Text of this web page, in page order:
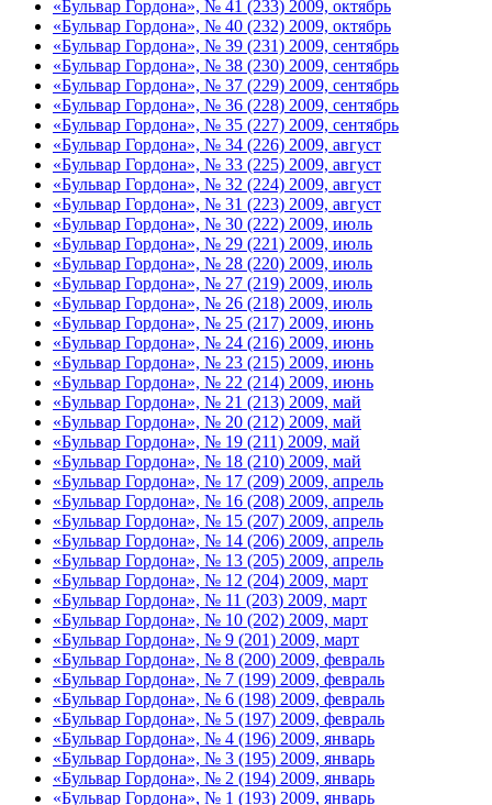
«Бульвар Гордона», № 41 (233) 2009, октябрь
«Бульвар Гордона», № 40 (232) 2009, октябрь
«Бульвар Гордона», № 39 (231) 2009, сентябрь
«Бульвар Гордона», № 38 (230) 2009, сентябрь
«Бульвар Гордона», № 37 (229) 2009, сентябрь
«Бульвар Гордона», № 36 (228) 2009, сентябрь
«Бульвар Гордона», № 35 (227) 2009, сентябрь
«Бульвар Гордона», № 34 (226) 2009, август
«Бульвар Гордона», № 33 (225) 2009, август
«Бульвар Гордона», № 32 (224) 2009, август
«Бульвар Гордона», № 31 (223) 2009, август
«Бульвар Гордона», № 30 (222) 2009, июль
«Бульвар Гордона», № 29 (221) 2009, июль
«Бульвар Гордона», № 28 (220) 2009, июль
«Бульвар Гордона», № 27 (219) 2009, июль
«Бульвар Гордона», № 26 (218) 2009, июль
«Бульвар Гордона», № 25 (217) 2009, июнь
«Бульвар Гордона», № 24 (216) 2009, июнь
«Бульвар Гордона», № 23 (215) 2009, июнь
«Бульвар Гордона», № 22 (214) 2009, июнь
«Бульвар Гордона», № 21 (213) 2009, май
«Бульвар Гордона», № 20 (212) 2009, май
«Бульвар Гордона», № 19 (211) 2009, май
«Бульвар Гордона», № 18 (210) 2009, май
«Бульвар Гордона», № 17 (209) 2009, апрель
«Бульвар Гордона», № 16 (208) 2009, апрель
«Бульвар Гордона», № 15 (207) 2009, апрель
«Бульвар Гордона», № 14 (206) 2009, апрель
«Бульвар Гордона», № 13 (205) 2009, апрель
«Бульвар Гордона», № 12 (204) 2009, март
«Бульвар Гордона», № 11 (203) 2009, март
«Бульвар Гордона», № 10 (202) 2009, март
«Бульвар Гордона», № 9 (201) 2009, март
«Бульвар Гордона», № 8 (200) 2009, февраль
«Бульвар Гордона», № 7 (199) 2009, февраль
«Бульвар Гордона», № 6 (198) 2009, февраль
«Бульвар Гордона», № 5 (197) 2009, февраль
«Бульвар Гордона», № 4 (196) 2009, январь
«Бульвар Гордона», № 3 (195) 2009, январь
«Бульвар Гордона», № 2 (194) 2009, январь
«Бульвар Гордона», № 1 (193) 2009, январь